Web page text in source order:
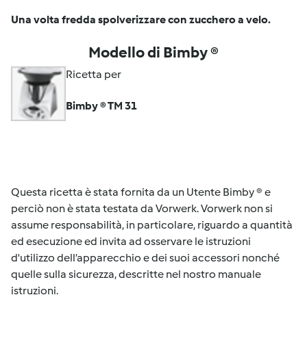
Una volta fredda spolverizzare con zucchero a velo.
Modello di Bimby ®
Ricetta per
Bimby ® TM 31
Questa ricetta è stata fornita da un Utente Bimby ® e
perciò non è stata testata da Vorwerk. Vorwerk non si
assume responsabilità, in particolare, riguardo a quantità
ed esecuzione ed invita ad osservare le istruzioni
d'utilizzo dell’apparecchio e dei suoi accessori nonché
quelle sulla sicurezza, descritte nel nostro manuale
istruzioni.